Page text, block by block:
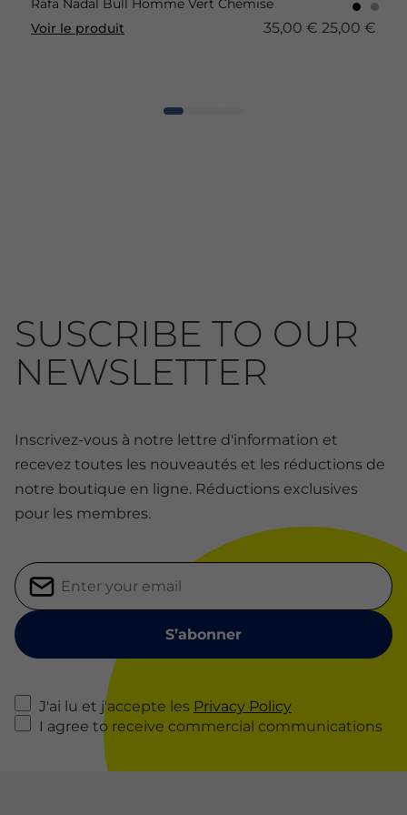
Rafa Nadal Bull Homme Vert Chemise
Voir le produit
35,00 € 25,00 €
SUSCRIBE TO OUR
NEWSLETTER
Inscrivez-vous à notre lettre d'information et
recevez toutes les nouveautés et les réductions de
notre boutique en ligne. Réductions exclusives
pour les membres.
J'ai lu et j'accepte les Privacy Policy
I agree to receive commercial communications